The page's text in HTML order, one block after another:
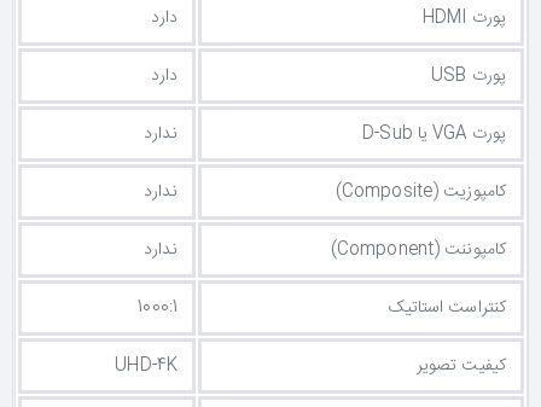
پورت HDMI
دارد
پورت USB
دارد
پورت VGA یا D-Sub
ندارد
کامپوزیت (Composite)
ندارد
کامپوننت (Component)
ندارد
کنتراست استاتیک
1000:1
کیفیت تصویر
UHD-4K